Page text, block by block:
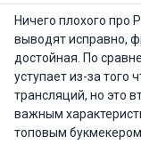
Ничего плохого про
выводят исправно,
достойная. По
уступает из-за того
трансляций, но это
важным
топовым букмекером.